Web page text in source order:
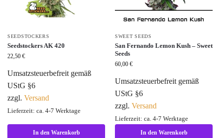
SEEDSTOCKERS
Seedstockers AK 420
22,50 €
Umsatzsteuerbefreit gemäß
UStG §6
zzgl. Versand
Lieferzeit: ca. 4-7 Werktage
In den Warenkorb
SWEET SEEDS
San Fernando Lemon Kush – Sweet
Seeds
60,00 €
Umsatzsteuerbefreit gemäß
UStG §6
zzgl. Versand
Lieferzeit: ca. 4-7 Werktage
In den Warenkorb